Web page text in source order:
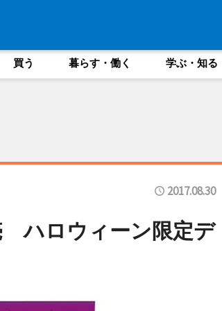
買う 暮らす・働く 学ぶ・知る
2017.08.30
ハロウィーン限定デ